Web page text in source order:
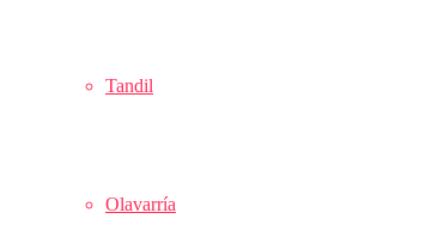
Tandil
Olavarría